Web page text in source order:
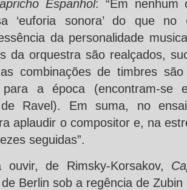
Espanhol: “Em nenhum
‘euforia sonora’ do que no
da personalidade
da orquestra são realçados,
combinações de timbres
para a época (encontram-
de Ravel). Em suma, no
aplaudir o compositor e, na
seguidas”.
ouvir, de Rimsky-Korsakov,
Berlin sob a regência de Zubin